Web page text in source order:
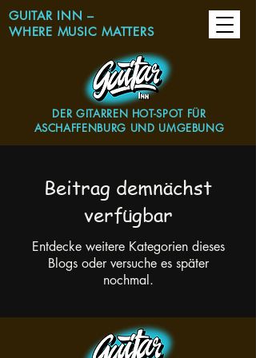
DER GITARREN HOT-SPOT FÜR
ASCHAFFENBURG UND UMGEBUNG
GUITAR INN –
WHERE MUSIC MATTERS
Beitrag demnächst
verfügbar
Entdecke weitere Kategorien dieses
Blogs oder versuche es später
nochmal.